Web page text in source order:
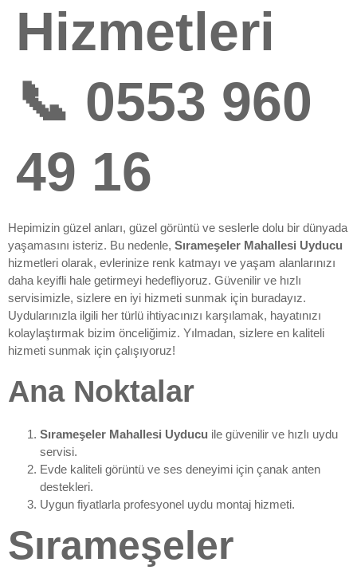
Hizmetleri
📞 0553 960
49 16
Hepimizin güzel anları, güzel görüntü ve seslerle dolu bir dünyada
yaşamasını isteriz. Bu nedenle, Sırameşeler Mahallesi Uyducu
hizmetleri olarak, evlerinize renk katmayı ve yaşam alanlarınızı
daha keyifli hale getirmeyi hedefliyoruz. Güvenilir ve hızlı
servisimizle, sizlere en iyi hizmeti sunmak için buradayız.
Uydularınızla ilgili her türlü ihtiyacınızı karşılamak, hayatınızı
kolaylaştırmak bizim önceliğimiz. Yılmadan, sizlere en kaliteli
hizmeti sunmak için çalışıyoruz!
Ana Noktalar
Sırameşeler Mahallesi Uyducu ile güvenilir ve hızlı uydu
servisi.
Evde kaliteli görüntü ve ses deneyimi için çanak anten
destekleri.
Uygun fiyatlarla profesyonel uydu montaj hizmeti.
Sırameşeler